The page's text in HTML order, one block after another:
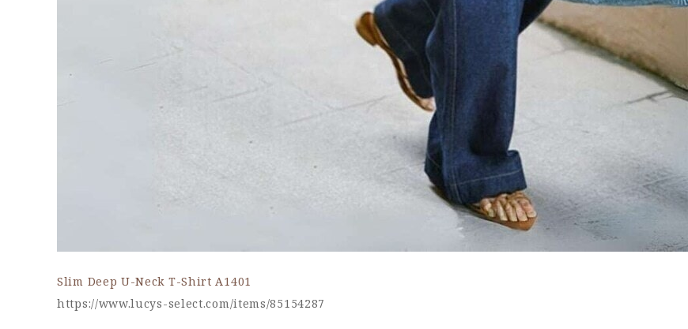
Slim Deep U-Neck T-Shirt A1401
https://www.lucys-select.com/items/85154287